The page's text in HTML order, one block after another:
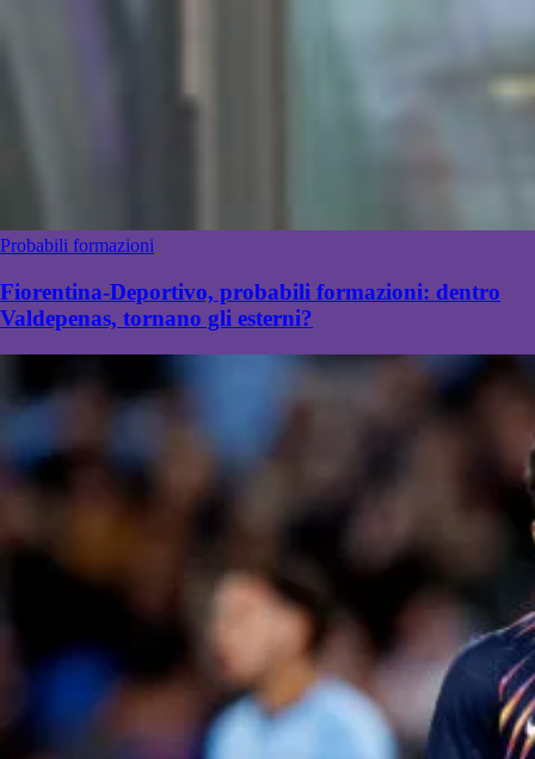
Probabili formazioni
Fiorentina-Deportivo, probabili formazioni: dentro
Valdepenas, tornano gli esterni?